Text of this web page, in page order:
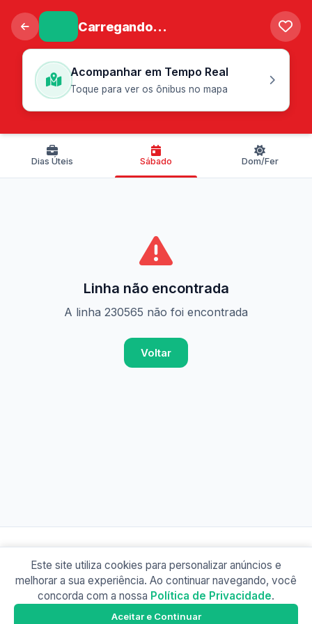
Carregando...
Acompanhar em Tempo Real
Toque para ver os ônibus no mapa
Dias Úteis Sábado Dom/Fer
Linha não encontrada
A linha 230565 não foi encontrada
Voltar
© 2026 Busão BR
Sobre Contato Política de Privacidade
Este site utiliza cookies para personalizar anúncios e
melhorar a sua experiência. Ao continuar navegando, você
concorda com a nossa Política de Privacidade.
Aceitar e Continuar